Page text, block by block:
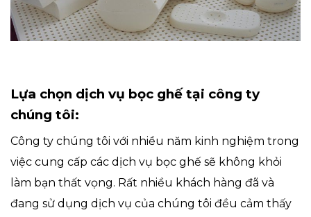
Lựa chọn dịch vụ bọc ghế tại công ty
chúng tôi:
Công ty chúng tôi với nhiều năm kinh nghiệm trong
việc cung cấp các dịch vụ bọc ghế sẽ không khỏi
làm bạn thất vọng. Rất nhiều khách hàng đã và
đang sử dụng dịch vụ của chúng tôi đều cảm thấy